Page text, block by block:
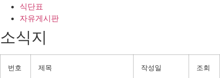
식단표
자유게시판
소식지
번호 제목 작성일 조회